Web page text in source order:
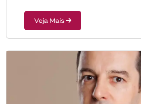
Veja Mais